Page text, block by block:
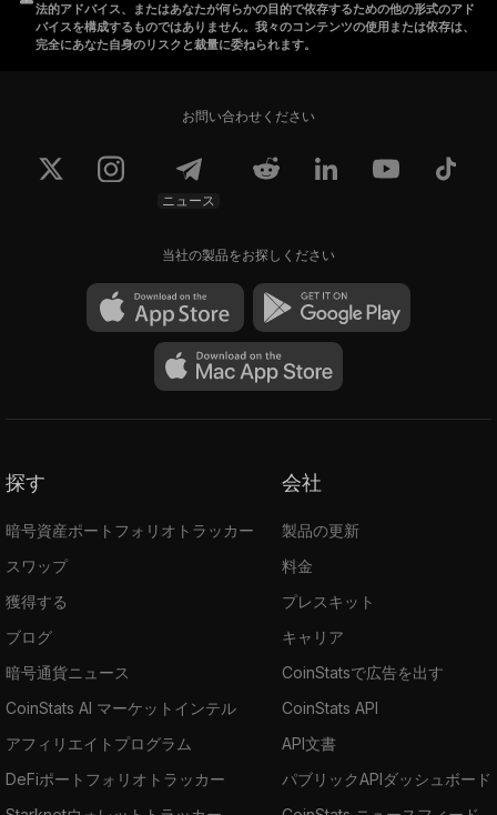
法的アドバイス、またはあなたが何らかの目的で依存するための他の形式のアド
バイスを構成するものではありません。我々のコンテンツの使用または依存は、
完全にあなた自身のリスクと裁量に委ねられます。
お問い合わせください
ニュース
当社の製品をお探しください
探す
暗号資産ポートフォリオトラッカー
スワップ
獲得する
ブログ
暗号通貨ニュース
CoinStats AI マーケットインテル
アフィリエイトプログラム
DeFiポートフォリオトラッカー
会社
製品の更新
料金
プレスキット
キャリア
CoinStatsで広告を出す
CoinStats API
API文書
パブリックAPIダッシュボード